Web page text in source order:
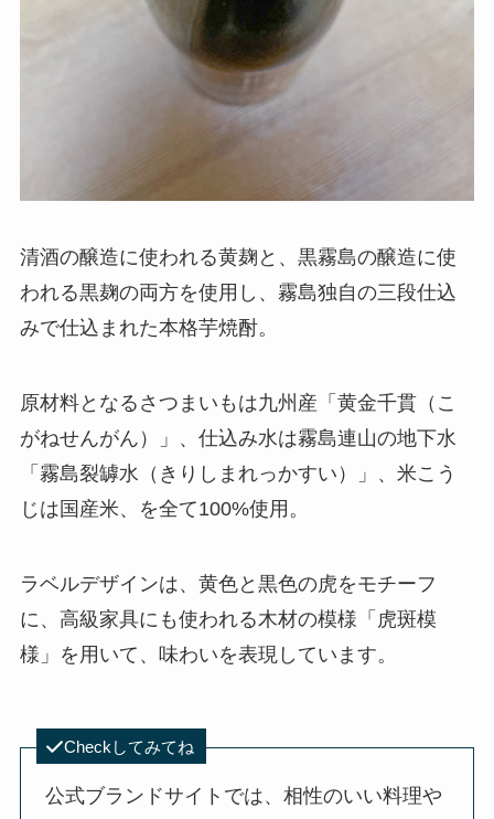
清酒の醸造に使われる黄麹と、黒霧島の醸造に使
われる黒麹の両方を使用し、霧島独自の三段仕込
みで仕込まれた本格芋焼酎。
原材料となるさつまいもは九州産「 黄金千貫（こ
がねせんがん）
」、仕込み水は霧島連山の地下水
「霧島裂罅水（きりしまれっかすい）」、米こう
じは国産米、を全て100%使用。
ラベルデザインは、黄色と黒色の虎をモチーフ
に、高級家具にも使われる木材の模様「虎斑模
様」を用いて、味わいを表現しています。
Checkしてみてね
公式ブランドサイトでは、相性のいい料理や